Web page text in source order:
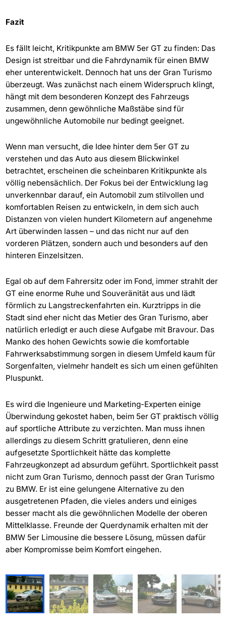
Fazit
Es fällt leicht, Kritikpunkte am BMW 5er GT zu finden: Das
Design ist streitbar und die Fahrdynamik für einen BMW
eher unterentwickelt. Dennoch hat uns der Gran Turismo
überzeugt. Was zunächst nach einem Widerspruch klingt,
hängt mit dem besonderen Konzept des Fahrzeugs
zusammen, denn gewöhnliche Maßstäbe sind für
ungewöhnliche Automobile nur bedingt geeignet.
Wenn man versucht, die Idee hinter dem 5er GT zu
verstehen und das Auto aus diesem Blickwinkel
betrachtet, erscheinen die scheinbaren Kritikpunkte als
völlig nebensächlich. Der Fokus bei der Entwicklung lag
unverkennbar darauf, ein Automobil zum stilvollen und
komfortablen Reisen zu entwickeln, in dem sich auch
Distanzen von vielen hundert Kilometern auf angenehme
Art überwinden lassen – und das nicht nur auf den
vorderen Plätzen, sondern auch und besonders auf den
hinteren Einzelsitzen.
Egal ob auf dem Fahrersitz oder im Fond, immer strahlt der
GT eine enorme Ruhe und Souveränität aus und lädt
förmlich zu Langstreckenfahrten ein. Kurztripps in die
Stadt sind eher nicht das Metier des Gran Turismo, aber
natürlich erledigt er auch diese Aufgabe mit Bravour. Das
Manko des hohen Gewichts sowie die komfortable
Fahrwerksabstimmung sorgen in diesem Umfeld kaum für
Sorgenfalten, vielmehr handelt es sich um einen gefühlten
Pluspunkt.
Es wird die Ingenieure und Marketing-Experten einige
Überwindung gekostet haben, beim 5er GT praktisch völlig
auf sportliche Attribute zu verzichten. Man muss ihnen
allerdings zu diesem Schritt gratulieren, denn eine
aufgesetzte Sportlichkeit hätte das komplette
Fahrzeugkonzept ad absurdum geführt. Sportlichkeit passt
nicht zum Gran Turismo, dennoch passt der Gran Turismo
zu BMW. Er ist eine gelungene Alternative zu den
ausgetretenen Pfaden, die vieles anders und einiges
besser macht als die gewöhnlichen Modelle der oberen
Mittelklasse. Freunde der Querdynamik erhalten mit der
BMW 5er Limousine die bessere Lösung, müssen dafür
aber Kompromisse beim Komfort eingehen.